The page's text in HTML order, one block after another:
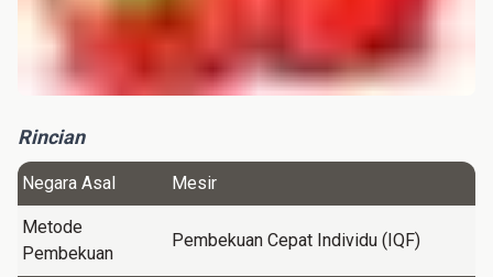
Rincian
Negara Asal Mesir
Metode
Pembekuan
Pembekuan Cepat Individu (IQF)